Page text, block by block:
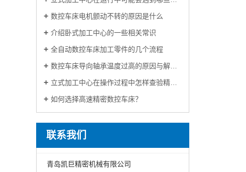
数控车床电机颤动不转的原因是什么
介绍卧式加工中心的一些相关常识
全自动数控车床加工零件的几个流程
数控车床导向轴承温度过高的原因与解决办法
立式加工中心在操作过程中怎样查验精度？
如何选择高速精密数控车床？
联系我们
青岛凯巨精密机械有限公司